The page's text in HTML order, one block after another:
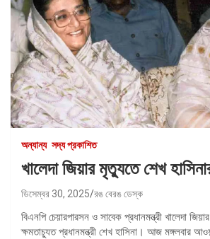
অন্যান্য সদ্য প্রকাশিত
খালেদা জিয়ার মৃত্যুতে শেখ
ডিসেম্বর 30, 2025 রঙ বেরঙ ডেস্ক
বিএনপি চেয়ারপারসন ও সাবেক প্রধানমন্ত্রী খালেদা
ক্ষমতাচ্যুত প্রধানমন্ত্রী শেখ হাসিনা। আজ মঙ্গলবার